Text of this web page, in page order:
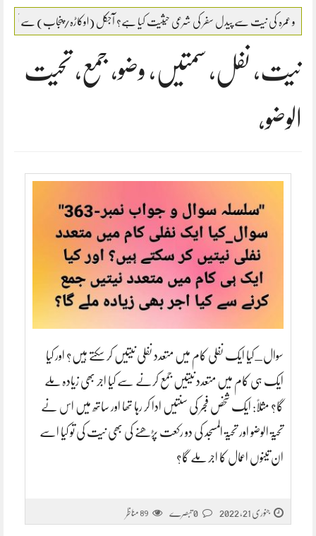
سفر کی شرعی حیثیت کیا ہے؟ آجکل (اوکاڑہ/پنجاب) سے ایک لڑکا بیت اللہ کی طرف
نیت، نفل، سمتیں، وضو، جمع، تحیت
الوضو،
سوال_کیا ایک نفلی کام میں متعدد نفلی نیتیں کر سکتے ہیں؟ اور کیا
ایک ہی کام میں متعدد نیتیں جمع کرنے سے کیا اجر بھی زیادہ ملے
گا؟ مثلاً: ایک شخص فجر کی سنتیں ادا کر رہا تھا اور ساتھ میں اس نے
تحیۃ الوضو اور تحیۃ المسجد کی دو رکعت پڑھنے کی بھی نیت کی تو کیا اسے
ان تینوں اعمال کا اجر ملے گا؟
جنوری 21, 2022 89 مناظر